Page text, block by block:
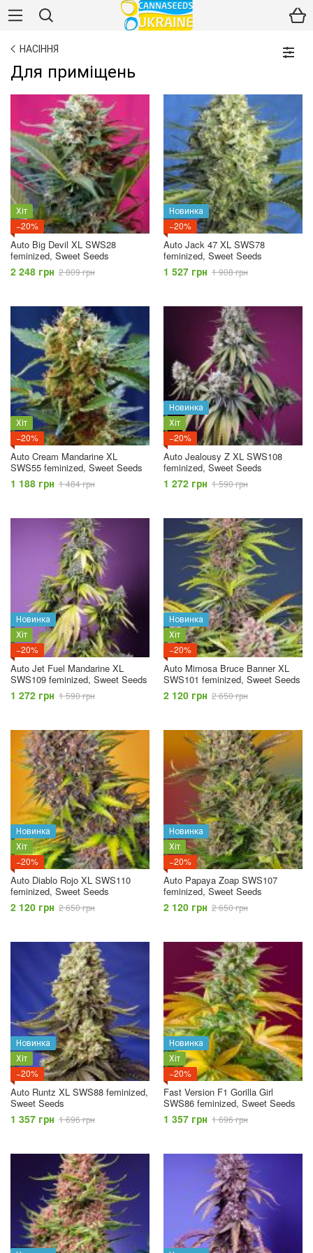
НАСІННЯ
Для приміщень
Хіт
−20%
Auto Big Devil XL SWS28
feminized, Sweet Seeds
2 248 грн 2 809 грн
Новинка
−20%
Auto Jack 47 XL SWS78
feminized, Sweet Seeds
1 527 грн 1 908 грн
Хіт
−20%
Auto Cream Mandarine XL
SWS55 feminized, Sweet Seeds
1 188 грн 1 484 грн
Новинка
Хіт
−20%
Auto Jealousy Z XL SWS108
feminized, Sweet Seeds
1 272 грн 1 590 грн
Новинка
Хіт
−20%
Auto Jet Fuel Mandarine XL
SWS109 feminized, Sweet Seeds
1 272 грн 1 590 грн
Новинка
Хіт
−20%
Auto Mimosa Bruce Banner XL
SWS101 feminized, Sweet Seeds
2 120 грн 2 650 грн
Новинка
Хіт
−20%
Auto Diablo Rojo XL SWS110
feminized, Sweet Seeds
2 120 грн 2 650 грн
Новинка
Хіт
−20%
Auto Papaya Zoap SWS107
feminized, Sweet Seeds
2 120 грн 2 650 грн
Новинка
Хіт
−20%
Auto Runtz XL SWS88 feminized,
Sweet Seeds
1 357 грн 1 696 грн
Новинка
Хіт
−20%
Fast Version F1 Gorilla Girl
SWS86 feminized, Sweet Seeds
1 357 грн 1 696 грн